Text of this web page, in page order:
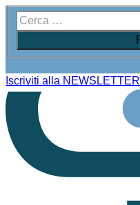
Iscriviti alla NEWSLETTER